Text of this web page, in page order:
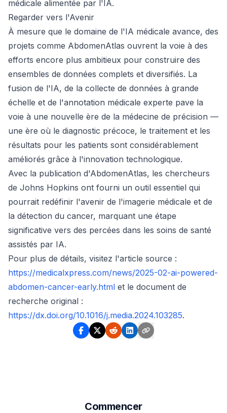
médicale alimentée par l'IA.
Regarder vers l'Avenir
À mesure que le domaine de l'IA médicale avance, des
projets comme AbdomenAtlas ouvrent la voie à des
efforts encore plus ambitieux pour construire des
ensembles de données complets et diversifiés. La
fusion de l'IA, de la collecte de données à grande
échelle et de l'annotation médicale experte pave la
voie à une nouvelle ère de la médecine de précision —
une ère où le diagnostic précoce, le traitement et les
résultats pour les patients sont considérablement
améliorés grâce à l'innovation technologique.
Avec la publication d'AbdomenAtlas, les chercheurs
de Johns Hopkins ont fourni un outil essentiel qui
pourrait redéfinir l'avenir de l'imagerie médicale et de
la détection du cancer, marquant une étape
significative vers des percées dans les soins de santé
assistés par IA.
Pour plus de détails, visitez l'article source :
https://medicalxpress.com/news/2025-02-ai-powered-
abdomen-cancer-early.html et le document de
recherche original :
https://dx.doi.org/10.1016/j.media.2024.103285.
Commencer